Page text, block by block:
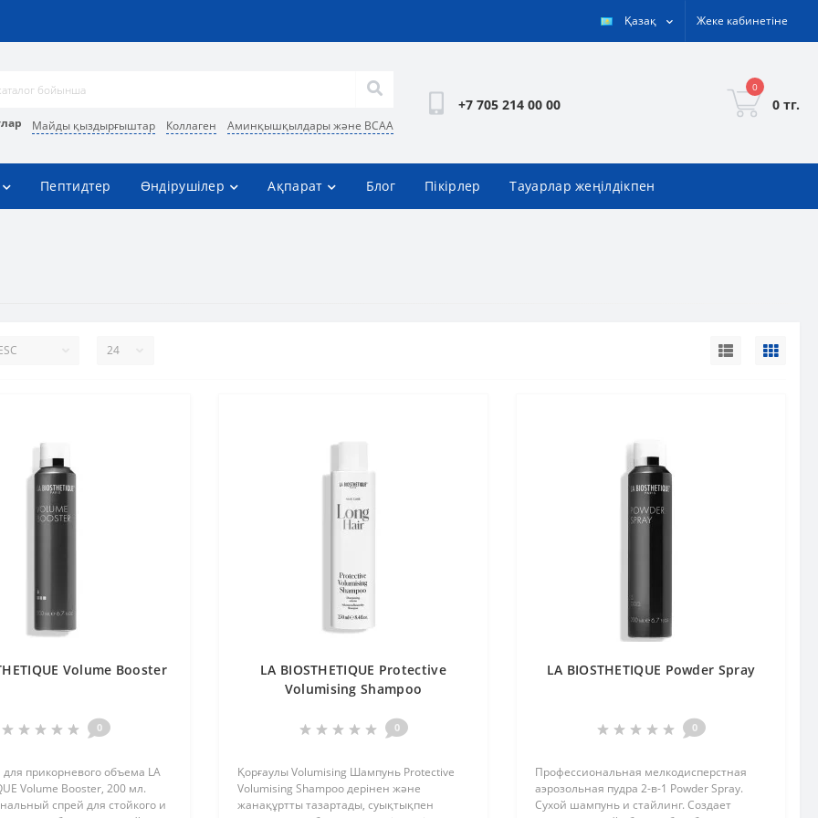
Қазақ Жеке кабинетіне
Майды қыздырғыштар Коллаген Аминқышқылдары және BCAA
+7 705 214 00 00
0
0 тг.
Пептидтер Өндірушілер Ақпарат Блог Пікірлер Тауарлар жеңілдікпен
Volume Booster
0
для прикорневого объема LA
Volume Booster, 200 мл.
спрей для стойкого и
LA BIOSTHETIQUE Protective
Volumising Shampoo
0
Қорғаулы Volumising Шампунь Protective
Volumising Shampoo дерінен және
жанақұртты тазартады, суықтықпен
LA BIOSTHETIQUE Powder Spray
0
Профессиональная мелкодисперстная
аэрозольная пудра 2-в-1 Powder Spray.
Сухой шампунь и стайлинг. Создает